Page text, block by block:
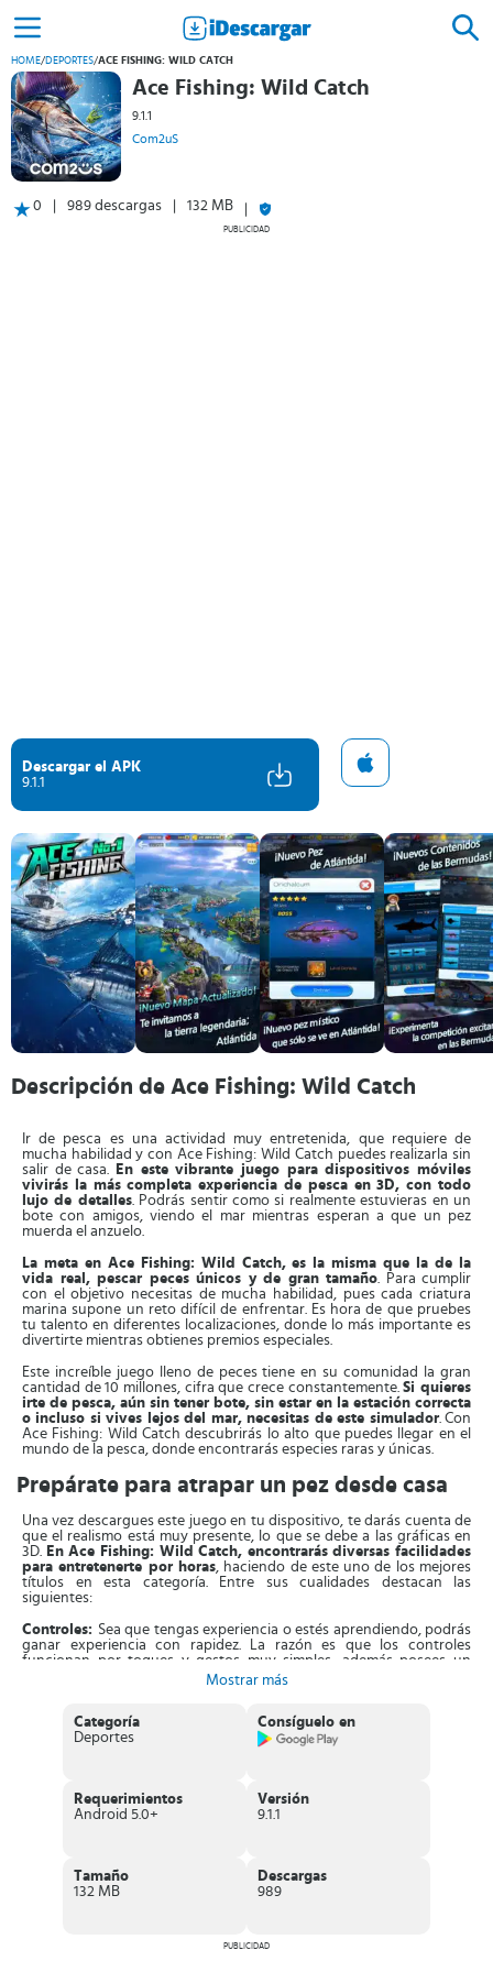
HOME/DEPORTES/ACE FISHING: WILD CATCH
Ace Fishing: Wild Catch
9.1.1
Com2uS
0 989 descargas 132 MB
PUBLICIDAD
Descargar el APK
9.1.1
Descripción de Ace Fishing: Wild Catch
Ir de pesca es una actividad muy entretenida, que requiere de
mucha habilidad y con Ace Fishing: Wild Catch puedes realizarla sin
salir de casa.
En este vibrante juego para dispositivos móviles
vivirás la más completa experiencia de pesca en 3D, con todo
lujo de detalles. Podrás sentir como si realmente estuvieras en un
bote con amigos, viendo el mar mientras esperan a que un pez
muerda el anzuelo.
La meta en Ace Fishing: Wild Catch, es la misma que la de la
vida real, pescar peces únicos y de gran tamaño. Para cumplir
con el objetivo necesitas de mucha habilidad, pues cada criatura
marina supone un reto difícil de enfrentar. Es hora de que pruebes
tu talento en diferentes localizaciones, donde lo más importante es
divertirte mientras obtienes premios especiales.
Este increíble juego lleno de peces tiene en su comunidad la gran
cantidad de 10 millones, cifra que crece constantemente.Si quieres
irte de pesca, aún sin tener bote, sin estar en la estación correcta
o incluso si vives lejos del mar, necesitas de este simulador. Con
Ace Fishing: Wild Catch descubrirás lo alto que puedes llegar en el
mundo de la pesca, donde encontrarás especies raras y únicas.
Prepárate para atrapar un pez desde casa
Una vez descargues este juego en tu dispositivo, te darás cuenta de
que el realismo está muy presente, lo que se debe a las gráficas en
3D. En Ace Fishing: Wild Catch, encontrarás diversas facilidades
para entretenerte por horas, haciendo de este uno de los mejores
títulos en esta categoría. Entre sus cualidades destacan las
siguientes:
Controles: Sea que tengas experiencia o estés aprendiendo, podrás
ganar experiencia con rapidez. La razón es que los controles
funcionan por toques y gestos muy simples, además posees un
tutorial para practicar las veces que necesites. Así podrás adquirir la
Localizaciones:Ace Fishing: Wild Catch te llevará en un viaje por
todo el planeta, donde puedes visitar lugares especiales. Desde el río
Rankings:Al ganar experiencia e ir sumando diferentes peces a tu
Así te volverás un pescador experto, contando con todas las
herramientas.
Mostrar más
Categoría
Deportes
Consíguelo en
Requerimientos
Android 5.0+
Versión
9.1.1
Tamaño
132 MB
Descargas
989
PUBLICIDAD